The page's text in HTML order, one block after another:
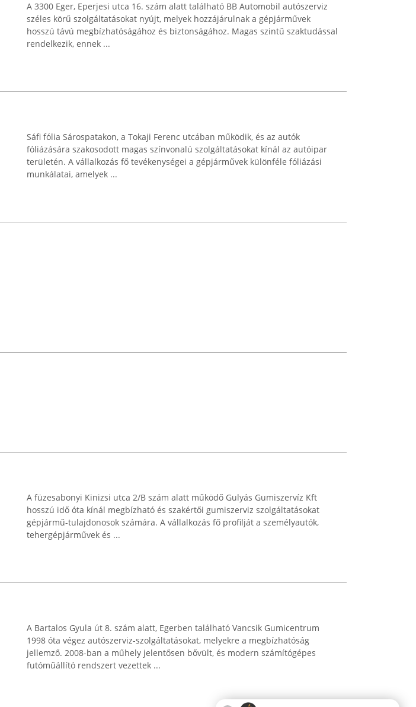
A 3300 Eger, Eperjesi utca 16. szám alatt található BB Automobil autószerviz
széles körű szolgáltatásokat nyújt, melyek hozzájárulnak a gépjárművek
hosszú távú megbízhatóságához és biztonságához. Magas szintű szaktudással
rendelkezik, ennek ...
Sáfi fólia Sárospatakon, a Tokaji Ferenc utcában működik, és az autók
fóliázására szakosodott magas színvonalú szolgáltatásokat kínál az autóipar
területén. A vállalkozás fő tevékenységei a gépjárművek különféle fóliázási
munkálatai, amelyek ...
A füzesabonyi Kinizsi utca 2/B szám alatt működő Gulyás Gumiszervíz Kft
hosszú idő óta kínál megbízható és szakértői gumiszerviz szolgáltatásokat
gépjármű-tulajdonosok számára. A vállalkozás fő profilját a személyautók,
tehergépjárművek és ...
A Bartalos Gyula út 8. szám alatt, Egerben található Vancsik Gumicentrum
1998 óta végez autószerviz-szolgáltatásokat, melyekre a megbízhatóság
jellemző. 2008-ban a műhely jelentősen bővült, és modern számítógépes
futóműállító rendszert vezettek ...